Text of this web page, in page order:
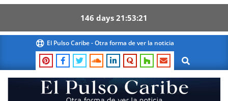
146 days 21 53 20
content
El Pulso Caribe - Otra forma de ver la noticia
Search